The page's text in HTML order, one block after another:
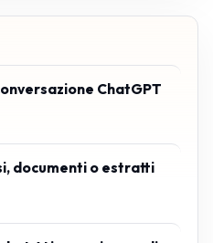
ChatGPT
documenti o estratti